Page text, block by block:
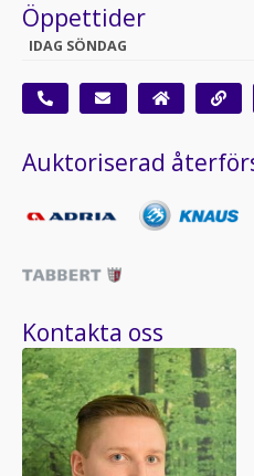
Öppettider
IDAG SÖNDAG
Auktoriserad
Kontakta oss